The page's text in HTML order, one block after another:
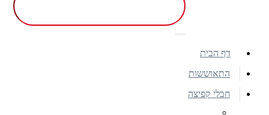
דף הבית
התאוששות
חבלי קפיצה